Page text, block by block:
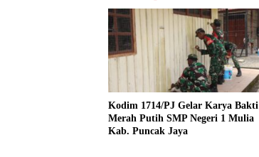
Kodim 1714/PJ Gelar Karya Bakti
Merah Putih SMP Negeri 1 Mulia
Kab. Puncak Jaya